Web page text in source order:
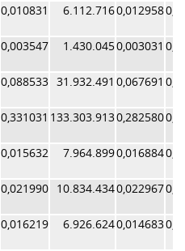
0,010831 6.112.7160,012958
0,003547 1.430.0450,003031
0,088533 31.932.491 0,067691
0,331031 133.303.9130,282580
0,015632 7.964.8990,016884
0,021990 10.834.4340,022967
0,016219 6.926.6240,014683